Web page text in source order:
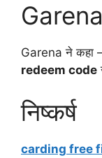
Garena ने कहा
redeem code
निष्कर्ष
carding free